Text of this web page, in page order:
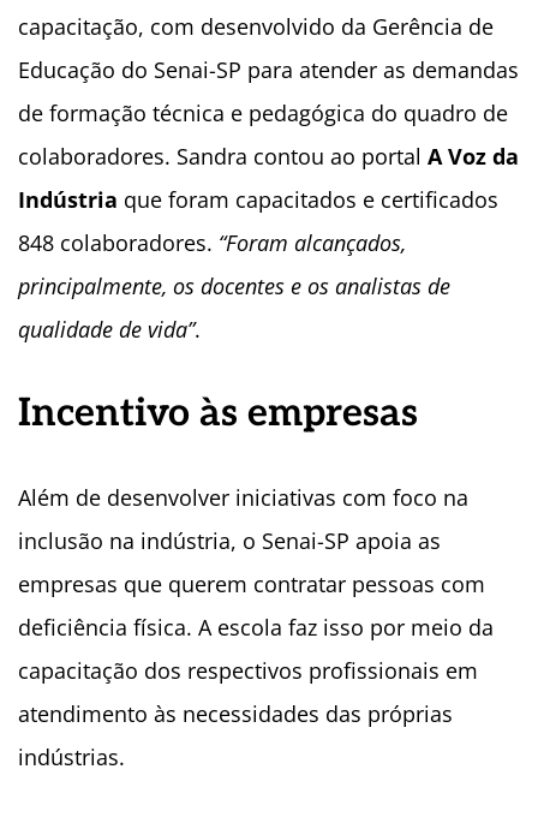
capacitação, com desenvolvido da Gerência de
Educação do Senai-SP para atender as demandas
de formação técnica e pedagógica do quadro de
colaboradores. Sandra contou ao portal A Voz da
Indústria que foram capacitados e certificados
848 colaboradores. “Foram alcançados,
principalmente, os docentes e os analistas de
qualidade de vida”.
Incentivo às empresas
Além de desenvolver iniciativas com foco na
inclusão na indústria, o Senai-SP apoia as
empresas que querem contratar pessoas com
deficiência física. A escola faz isso por meio da
capacitação dos respectivos profissionais em
atendimento às necessidades das próprias
indústrias.